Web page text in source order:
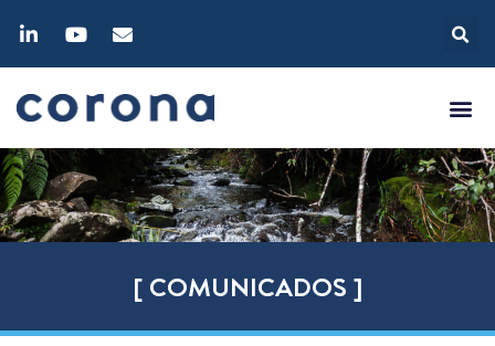
[ COMUNICADOS ]